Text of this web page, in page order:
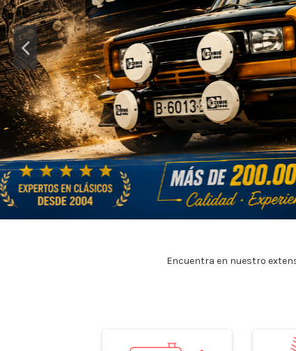
Encuentra en nuestro